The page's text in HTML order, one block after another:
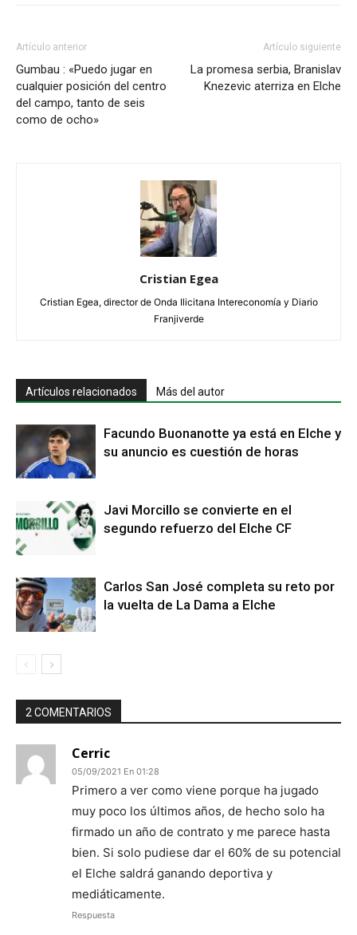
Artículo anterior
Gumbau : «Puedo jugar en
cualquier posición del centro
del campo, tanto de seis
como de ocho»
Artículo siguiente
La promesa serbia, Branislav
Knezevic aterriza en Elche
Cristian Egea
Cristian Egea, director de Onda Ilicitana Intereconomía y Diario
Franjiverde
Artículos relacionados Más del autor
Facundo Buonanotte ya está en Elche y
su anuncio es cuestión de horas
Javi Morcillo se convierte en el
segundo refuerzo del Elche CF
Carlos San José completa su reto por
la vuelta de La Dama a Elche
2 COMENTARIOS
Cerric
05/09/2021 En 01:28
Primero a ver como viene porque ha jugado
muy poco los últimos años, de hecho solo ha
firmado un año de contrato y me parece hasta
bien. Si solo pudiese dar el 60% de su potencial
el Elche saldrá ganando deportiva y
mediáticamente.
Respuesta